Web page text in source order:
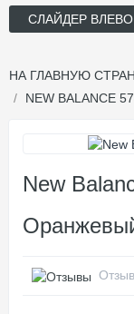
СЛАЙДЕР ВЛЕВО
НА ГЛАВНУЮ
NEW BALANCE
New